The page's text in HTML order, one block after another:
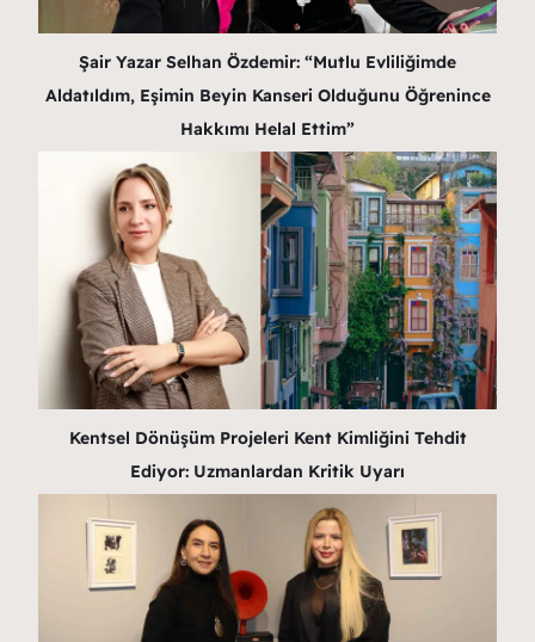
Şair Yazar Selhan Özdemir: “Mutlu Evliliğimde
Aldatıldım, Eşimin Beyin Kanseri Olduğunu Öğrenince
Hakkımı Helal Ettim”
Kentsel Dönüşüm Projeleri Kent Kimliğini Tehdit
Ediyor: Uzmanlardan Kritik Uyarı